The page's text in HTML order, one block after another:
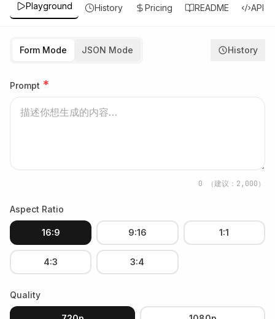
Playground History Pricing README API
Form Mode JSON Mode History
Prompt *
0 （建议：2,000）
Aspect Ratio
16:9 9:16 1:1
4:3 3:4
Quality